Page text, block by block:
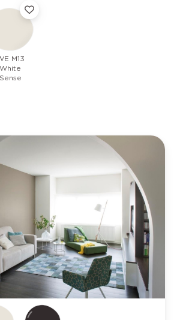
M13
White
Sense